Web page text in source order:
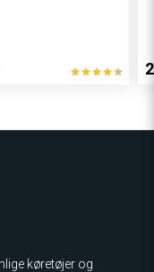
køretøjer og